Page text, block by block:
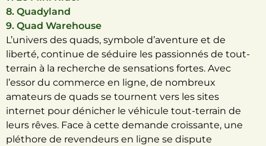
8. Quadyland
9. Quad Warehouse
L’univers des quads, symbole d’aventure et de
liberté, continue de séduire les passionnés de tout-
terrain à la recherche de sensations fortes. Avec
l’essor du commerce en ligne, de nombreux
amateurs de quads se tournent vers les sites
internet pour dénicher le véhicule tout-terrain de
leurs rêves. Face à cette demande croissante, une
pléthore de revendeurs en ligne se dispute